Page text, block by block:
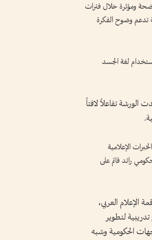
ومؤثرة خلال فترات
تدعم وضوح الفكرة
لغة الجسد
الورشة تفاعلاً لافتاً
الإعلامية
رائد قائم على
الإعلام العربي،
لتطوير
الحكومية وشبه